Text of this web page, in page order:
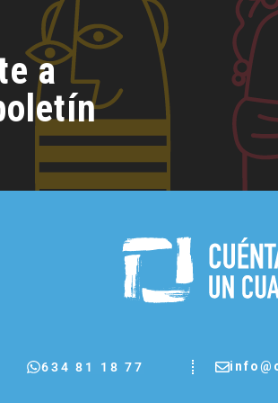
a
634 81 18 77